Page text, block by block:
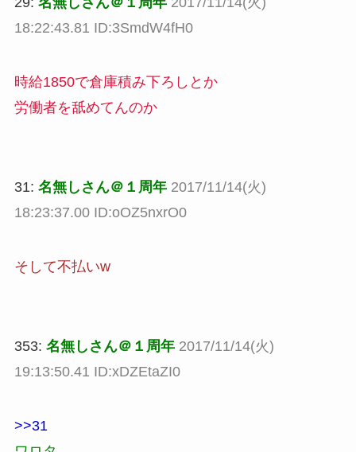
18:22:43.81 ID:3SmdW4fH0
時給1850で倉庫積み下ろしとか
労働者を舐めてんのか
31: 名無しさん＠１周年 2017/11/14(火)
18:23:37.00 ID:oOZ5nxrO0
そして不払いw
353: 名無しさん＠１周年 2017/11/14(火)
19:13:50.41 ID:xDZEtaZI0
>>31